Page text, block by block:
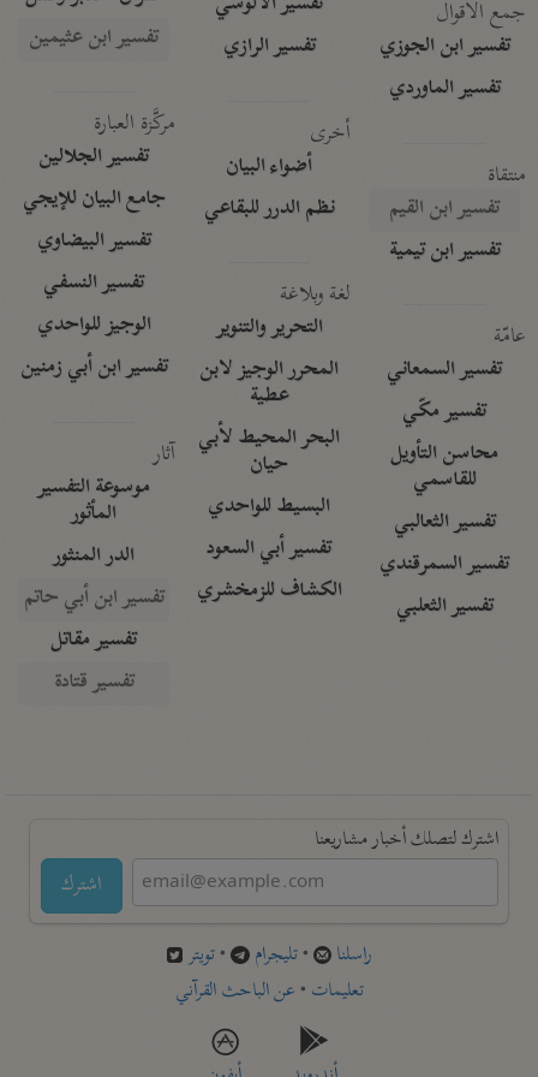
جمع الأقوال
تفسير ابن الجوزي
تفسير الماوردي
منتقاة
تفسير ابن القيم
تفسير ابن تيمية
عامّة
تفسير السمعاني
تفسير مكّي
محاسن التأويل
للقاسمي
تفسير الثعالبي
تفسير السمرقندي
تفسير الثعلبي
تفسير الرازي
أخرى
أضواء البيان
نظم الدرر للبقاعي
لغة وبلاغة
التحرير والتنوير
المحرر الوجيز لابن
عطية
البحر المحيط لأبي
حيان
البسيط للواحدي
تفسير أبي السعود
الكشاف للزمخشري
تفسير ابن عثيمين
مركَّزة العبارة
تفسير الجلالين
جامع البيان للإيجي
تفسير البيضاوي
تفسير النسفي
الوجيز للواحدي
تفسير ابن أبي زمنين
آثار
موسوعة التفسير
المأثور
الدر المنثور
تفسير ابن أبي حاتم
تفسير مقاتل
تفسير قتادة
اشترك لتصلك أخبار مشاريعنا
اشترك
راسلنا •تليجرام •تويتر
تعليمات •عن الباحث القرآني